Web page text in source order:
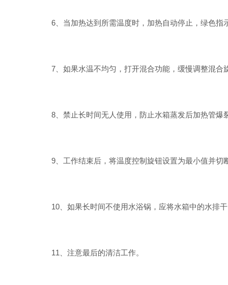
6、当加热达到所需温度时，加热自动停止，绿色指
7、如果水温不均匀，打开混合功能，缓慢调整混合
8、禁止长时间无人使用，防止水箱蒸发后加热管爆
9、工作结束后，将温度控制旋钮设置为最小值并切
10、如果长时间不使用水浴锅，应将水箱中的水排干
11、注意最后的清洁工作。